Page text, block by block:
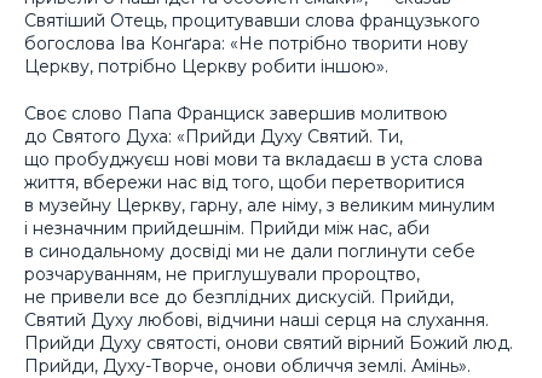
Святіший Отець, процитувавши слова французького
богослова Іва Конґара: «Не потрібно творити нову
Церкву, потрібно Церкву робити іншою».
Своє слово Папа Франциск завершив молитвою
до Святого Духа: «Прийди Духу Святий. Ти,
що пробуджуєш нові мови та вкладаєш в уста слова
життя, вбережи нас від того, щоби перетворитися
в музейну Церкву, гарну, але німу, з великим минулим
і незначним прийдешнім. Прийди між нас, аби
в синодальному досвіді ми не дали поглинути себе
розчаруванням, не приглушували пророцтво,
не привели все до безплідних дискусій. Прийди,
Святий Духу любові, відчини наші серця на слухання.
Прийди Духу святості, онови святий вірний Божий люд.
Прийди, Духу-Творче, онови обличчя землі. Амінь».